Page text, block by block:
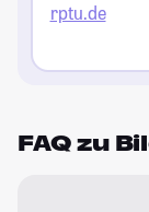
rptu.de
FAQ zu